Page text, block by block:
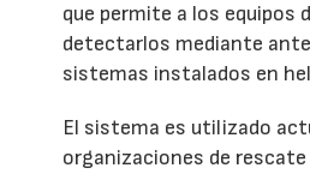
que permite a los equipos
detectarlos mediante
sistemas instalados en
El sistema es utilizado
organizaciones de